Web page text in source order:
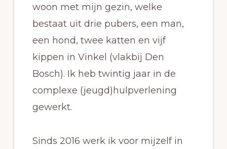
woon met mijn gezin, welke
bestaat uit drie pubers, een man,
een hond, twee katten en vijf
kippen in Vinkel (vlakbij Den
Bosch). Ik heb twintig jaar in de
complexe (jeugd)hulpverlening
gewerkt.
Sinds 2016 werk ik voor mijzelf in